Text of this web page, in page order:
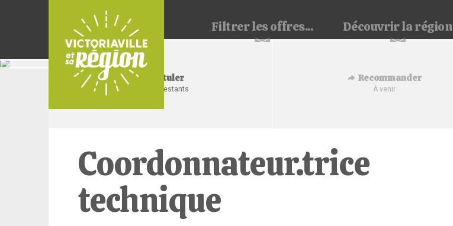
Filtrerles offres... Découvrirla région
Postuler
12 jours restants
Recommander
À venir
Coordonnateur.trice
technique